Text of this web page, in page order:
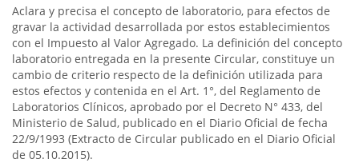
Aclara y precisa el concepto de laboratorio, para efectos de
gravar la actividad desarrollada por estos establecimientos
con el Impuesto al Valor Agregado. La definición del concepto
laboratorio entregada en la presente Circular, constituye un
cambio de criterio respecto de la definición utilizada para
estos efectos y contenida en el Art. 1°, del Reglamento de
Laboratorios Clínicos, aprobado por el Decreto N° 433, del
Ministerio de Salud, publicado en el Diario Oficial de fecha
22/9/1993 (Extracto de Circular publicado en el Diario Oficial
de 05.10.2015).